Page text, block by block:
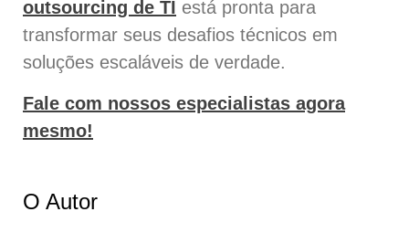
outsourcing de TI está pronta para
transformar seus desafios técnicos em
soluções escaláveis de verdade.
Fale com nossos especialistas agora
mesmo!
O Autor